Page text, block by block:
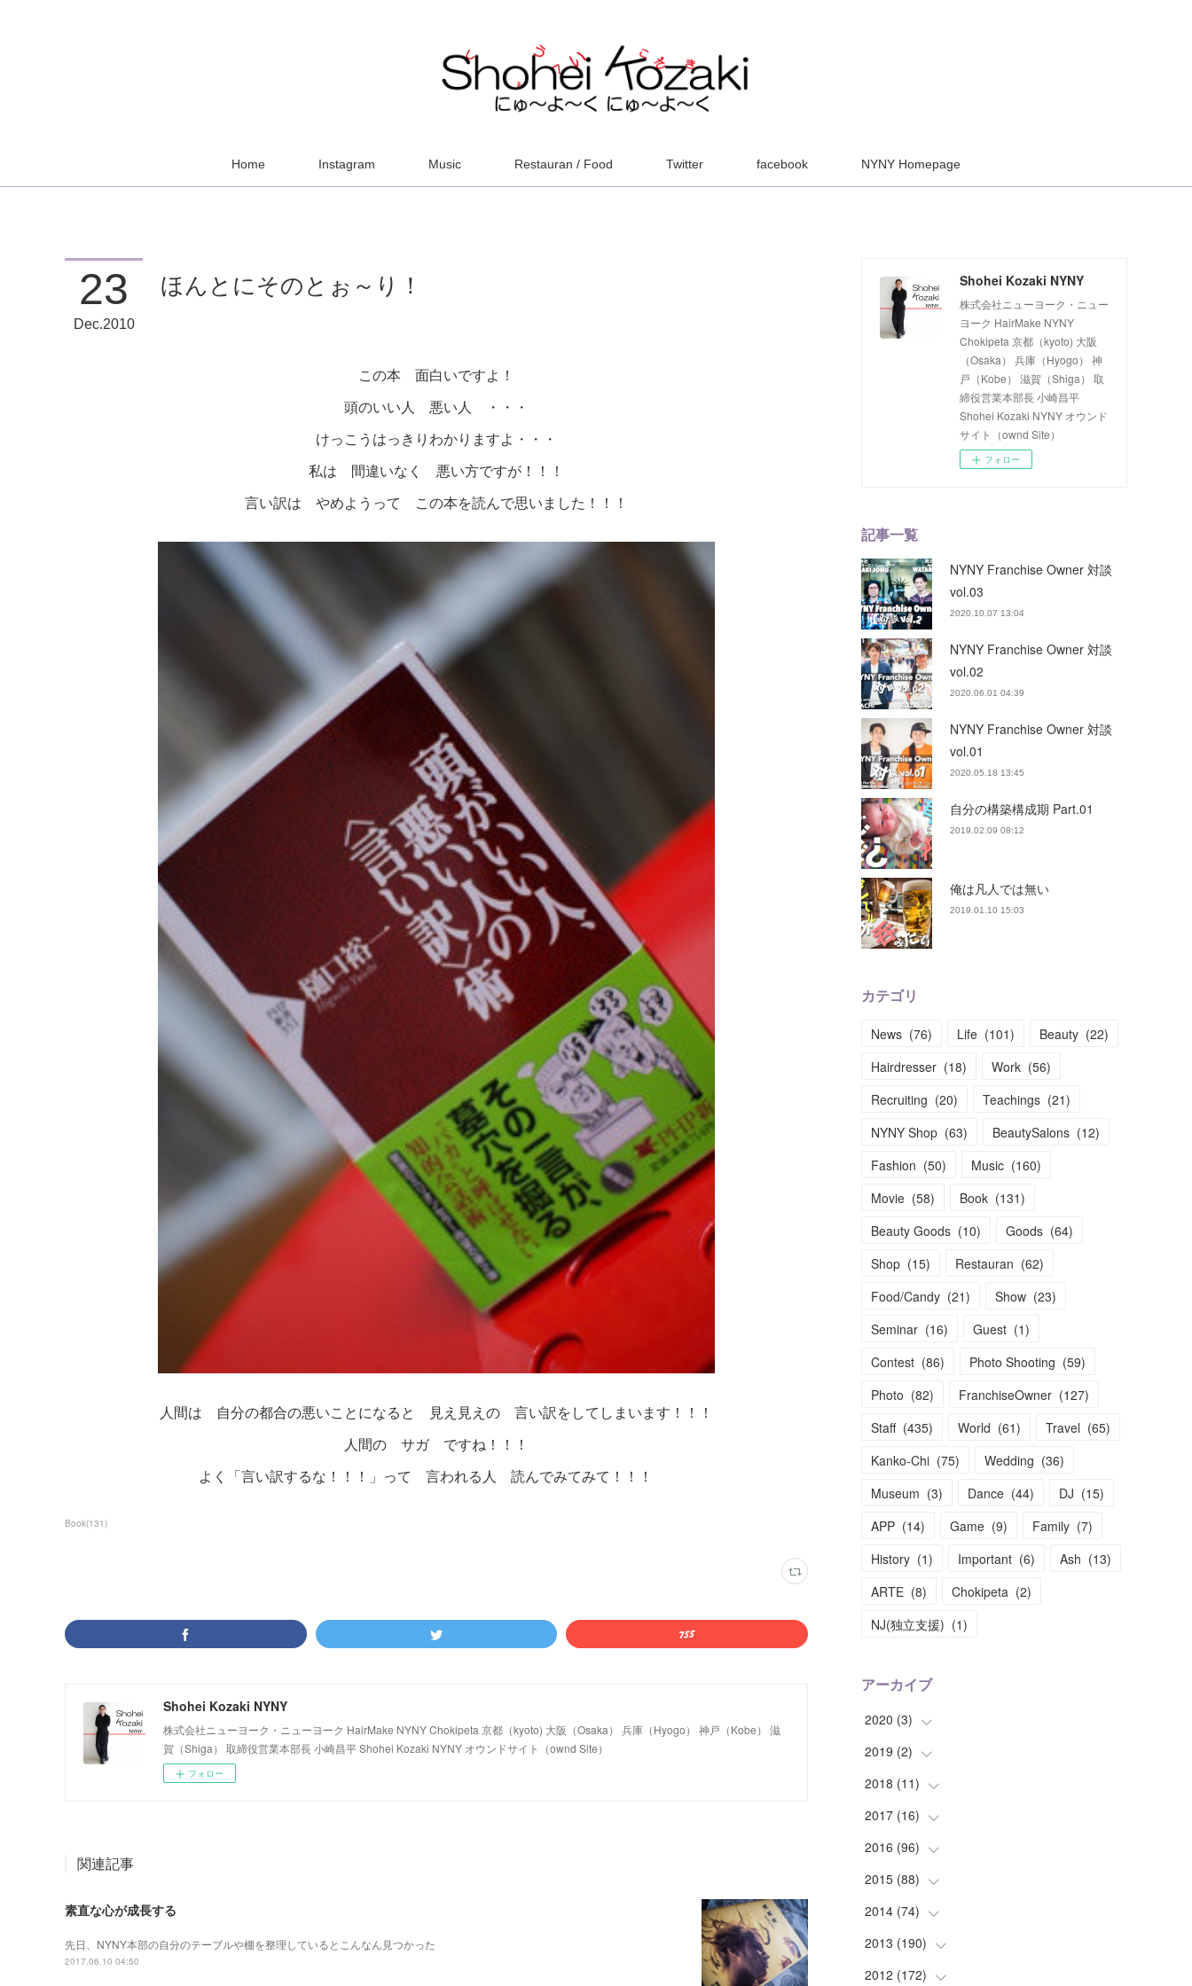
Home Instagram Music Restauran / Food Twitter facebook NYNY Homepage
23
Dec 2010
ほんとにそのとぉ～り！
この本 面白いですよ！
頭のいい人 悪い人 ・・・
けっこうはっきりわかりますよ・・・
私は 間違いなく 悪い方ですが！！！
言い訳は やめようって この本を読んで思いました！！！
人間は 自分の都合の悪いことになると 見え見えの 言い訳をしてしまいます！！！
人間の サガ ですね！！！
よく「言い訳するな！！！」って 言われる人 読んでみてみて！！！
Book(131)
Shohei Kozaki NYNY
株式会社ニューヨーク・ニューヨーク HairMake NYNY Chokipeta 京都（kyoto) 大阪（Osaka） 兵庫（Hyogo） 神戸（Kobe） 滋
賀（Shiga） 取締役営業本部長 小崎昌平 Shohei Kozaki NYNY オウンドサイト（ownd Site）
フォロー
関連記事
素直な心が成長する
先日、NYNY本部の自分のテーブルや棚を整理しているとこんなん見つかった
2017.06.10 04:50
Shohei Kozaki NYNY
株式会社ニューヨーク・ニュー
ヨーク HairMake NYNY
Chokipeta 京都（kyoto) 大阪
（Osaka） 兵庫（Hyogo） 神
戸（Kobe） 滋賀（Shiga） 取
締役営業本部長 小崎昌平
Shohei Kozaki NYNY オウンド
サイト（ownd Site）
フォロー
記事一覧
NYNY Franchise Owner 対談
vol.03
2020.10.07 13:04
NYNY Franchise Owner 対談
vol.02
2020.06.01 04:39
NYNY Franchise Owner 対談
vol.01
2020.05.18 13:45
自分の構築構成期 Part.01
2019.02.09 08:12
俺は凡人では無い
2019.01.10 15:03
カテゴリ
News (76) Life (101) Beauty (22)
Hairdresser (18) Work (56)
Recruiting (20) Teachings (21)
NYNY Shop (63) BeautySalons (12)
Fashion (50) Music (160)
Movie (58) Book (131)
Beauty Goods (10) Goods (64)
Shop (15) Restauran (62)
Food/Candy (21) Show (23)
Seminar (16) Guest (1)
Contest (86) Photo Shooting (59)
Photo (82) FranchiseOwner (127)
Staff (435) World (61) Travel (65)
Kanko-Chi (75) Wedding (36)
Museum (3) Dance (44) DJ (15)
APP (14) Game (9) Family (7)
History (1) Important (6) Ash (13)
ARTE (8) Chokipeta (2)
NJ(独立支援) (1)
アーカイブ
2020 (3)
(1
( 1)
(1)
2019 (2)
( 1)
(1)
2018 (11)
(2)
(1)
(1)
(1)
(3)
(2)
2017 (16)
(1)
(2)
(1)
(3)
(1)
2016 (96)
(2)
(5)
(6)
(3)
2015 (88)
(4)
(7)
(6)
2014 (74)
(9)
(14)
2013 (190)
(17)
2012 (172)